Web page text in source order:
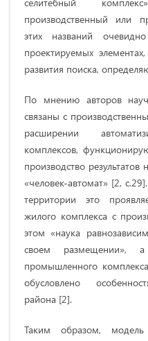
селитебный
производственный или
этих названий
проектируемых
развития поиска,
По мнению авторов
связаны с
расширении
комплексов,
производство
«человек-автомат» [2,
территории это
жилого комплекса с
этом «наука
своем размещении», а
промышленного
обусловлено
района [2].
Таким образом,